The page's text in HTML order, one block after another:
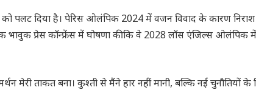
पलट दिया है। पेरिस ओलंपिक 2024 में वजन विवाद के कारण निराश
भावुक प्रेस कॉन्फ्रेंस में घोषणा की कि वे 2028 लॉस एंजिल्स ओलंपिक में
मेरी ताकत बना। कुश्ती से मैंने हार नहीं मानी, बल्कि नई चुनौतियों के